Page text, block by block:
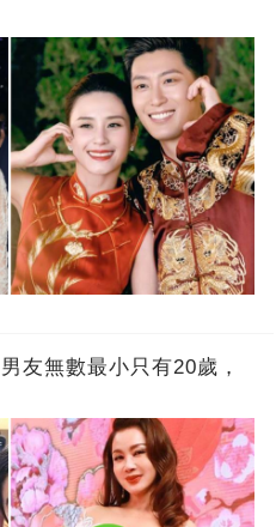
友無數最小只有20歲，